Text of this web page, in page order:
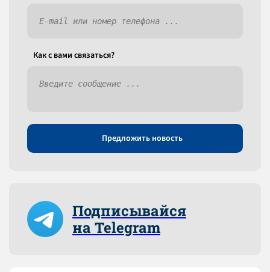
Как c вами связаться?
Предложить новость
Подписывайся
на Telegram